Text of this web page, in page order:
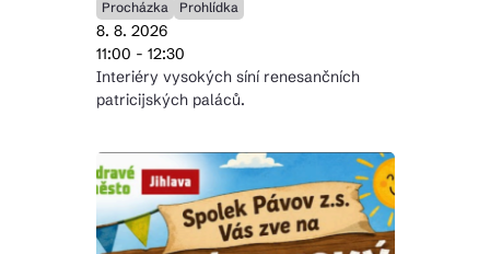
Procházka Prohlídka
8. 8. 2026
11:00 - 12:30
Interiéry vysokých síní renesančních
patricijských paláců.